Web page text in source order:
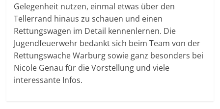
Gelegenheit nutzen, einmal etwas über den
Tellerrand hinaus zu schauen und einen
Rettungswagen im Detail kennenlernen. Die
Jugendfeuerwehr bedankt sich beim Team von der
Rettungswache Warburg sowie ganz besonders bei
Nicole Genau für die Vorstellung und viele
interessante Infos.